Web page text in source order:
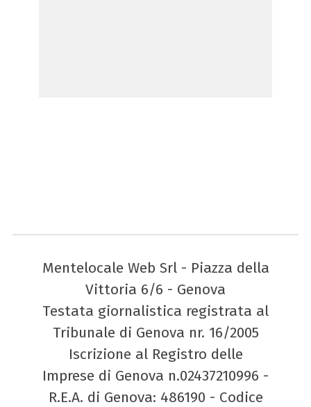
Mentelocale Web Srl - Piazza della
Vittoria 6/6 - Genova
Testata giornalistica registrata al
Tribunale di Genova nr. 16/2005
Iscrizione al Registro delle
Imprese di Genova n.02437210996 -
R.E.A. di Genova: 486190 - Codice